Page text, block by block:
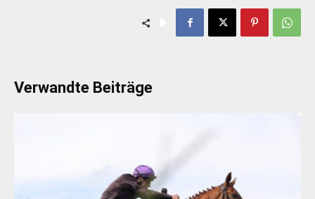
Verwandte Beiträge